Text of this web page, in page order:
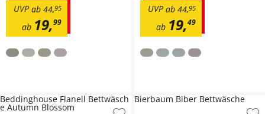
ab 19,99
ab 44,95
UVP
ab 19,49
ab 44,95
UVP
Beddinghouse Flanell Bettwäsch
e Autumn Blossom
Bierbaum Biber Bettwäsche